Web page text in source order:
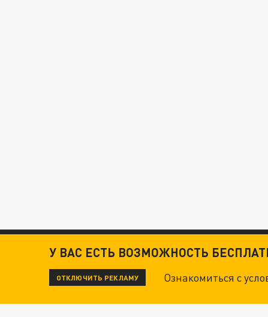
У ВАС ЕСТЬ ВОЗМОЖНОСТЬ
ОТКЛЮЧИТЬ РЕКЛАМУ Ознакомиться с